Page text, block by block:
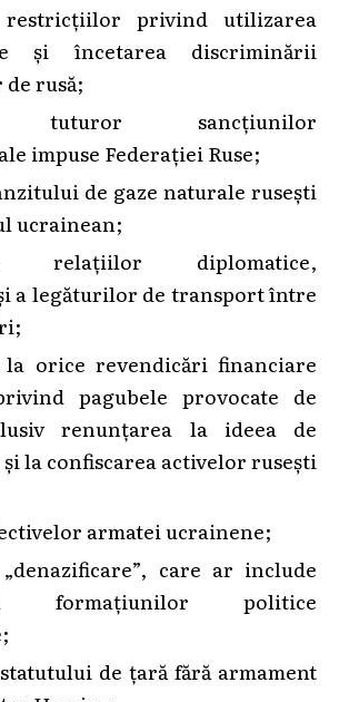
restricțiilor privind utilizarea
și încetarea discriminării
rusă;
tuturor sancțiunilor
impuse Federației Ruse;
de gaze naturale rusești
ucrainean;
relațiilor diplomatice,
a legăturilor de transport între
orice revendicări financiare
pagubele provocate de
renunțarea la ideea de
la confiscarea activelor rusești
armatei ucrainene;
care ar include
formațiunilor politice
de țară fără armament